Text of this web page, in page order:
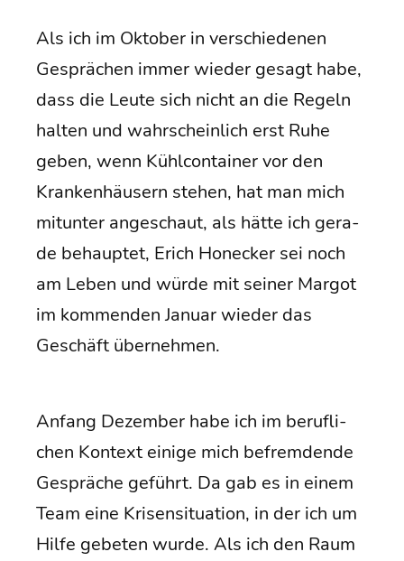
Als ich im Okto­ber in ver­schie­de­nen
Gesprä­chen immer wie­der gesagt habe,
dass die Leu­te sich nicht an die Regeln
hal­ten und wahr­schein­lich erst Ruhe
geben, wenn Kühl­con­tai­ner vor den
Kran­ken­häu­sern ste­hen, hat man mich
mit­un­ter ange­schaut, als hät­te ich gera­
de behaup­tet, Erich Hon­ecker sei noch
am Leben und wür­de mit sei­ner Mar­got
im kom­men­den Janu­ar wie­der das
Geschäft übernehmen.
Anfang Dezem­ber habe ich im beruf­li­
chen Kon­text eini­ge mich befrem­den­de
Gesprä­che geführt. Da gab es in einem
Team eine Kri­sen­si­tua­ti­on, in der ich um
Hil­fe gebe­ten wur­de. Als ich den Raum